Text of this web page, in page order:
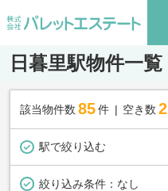
日暮里駅物件一覧
該当物件数 85件 空き数 2
駅で絞り込む
絞り込み条件： なし